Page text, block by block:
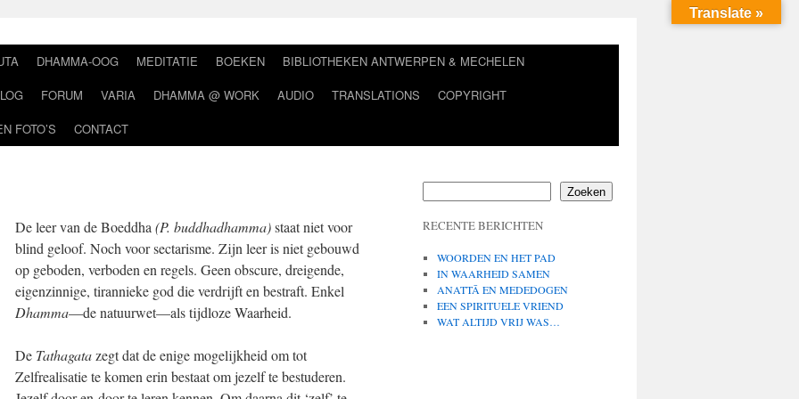
DHAMMA-OOG MEDITATIE BOEKEN
BIBLIOTHEKEN ANTWERPEN & MECHELEN
FORUM VARIA DHAMMA @ WORK AUDIO TRANSLATIONS
COPYRIGHT
FOTO’S CONTACT
De leer van de Boeddha (P. buddhadhamma)staat niet voor
blind geloof. Noch voor sectarisme. Zijn leer is niet gebouwd
op geboden, verboden en regels. Geen obscure, dreigende,
eigenzinnige, tirannieke god die verdrijft en bestraft. Enkel
Dhamma—de natuurwet—als tijdloze Waarheid.
De Tathagatazegt dat de enige mogelijkheid om tot
Zelfrealisatie te komen erin bestaat om jezelf te bestuderen.
Zoeken
RECENTE BERICHTEN
WOORDEN EN HET PAD
IN WAARHEID SAMEN
ANATTĀ EN MEDEDOGEN
EEN SPIRITUELE VRIEND
WAT ALTIJD VRIJ WAS…
Translate »